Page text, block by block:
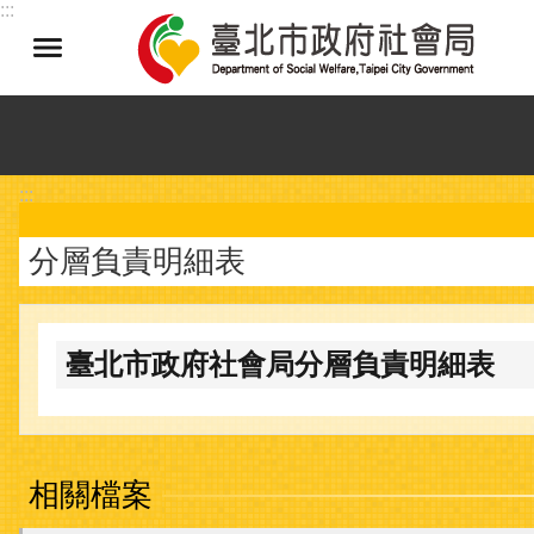
跳到主要內容區塊
:::
:::
分層負責明細表
臺北市政府社會局分層負責明細表
相關檔案